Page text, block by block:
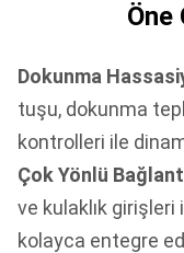
Öne
Dokunma
tuşu, dokunma
kontrolleri ile
Çok Yönlü
ve kulaklık girişleri
kolayca entegre